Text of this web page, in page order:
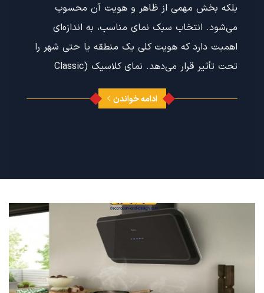
بلکه بخش مهمی از ظاهر و هویت آن محسوب
می‌شود. انتخاب سبک نمای مناسب، به اندازه‌ای
اهمیت دارد که هویت کلی یک منطقه یا حتی شهر را
تحت تأثیر قرار می‌دهد. نمای کلاسیک (Classic
ادامه خواندن